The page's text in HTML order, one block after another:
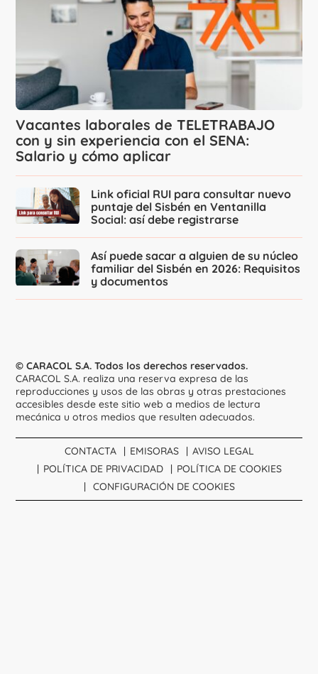
Vacantes laborales de TELETRABAJO
con y sin experiencia con el SENA:
Salario y cómo aplicar
Link oficial RUI para consultar nuevo
puntaje del Sisbén en Ventanilla
Social: así debe registrarse
Así puede sacar a alguien de su núcleo
familiar del Sisbén en 2026: Requisitos
y documentos
© CARACOL S.A. Todos los derechos reservados.
CARACOL S.A. realiza una reserva expresa de las
reproducciones y usos de las obras y otras prestaciones
accesibles desde este sitio web a medios de lectura
mecánica u otros medios que resulten adecuados.
CONTACTA EMISORAS
AVISO LEGAL
POLÍTICA DE PRIVACIDAD
POLÍTICA DE COOKIES
CONFIGURACIÓN DE COOKIES